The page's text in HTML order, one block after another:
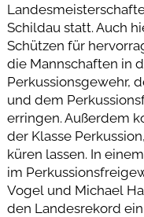
Schildau statt. Auch
Schützen für
die Mannschaften in
Perkussionsgewehr,
und dem
erringen. Außerdem
der Klasse
küren lassen. In
im
Vogel und Michael
den Landesrekord